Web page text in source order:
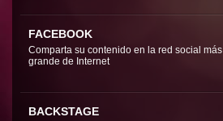
FACEBOOK
Comparta su contenido en la red social más
grande de Internet
BACKSTAGE